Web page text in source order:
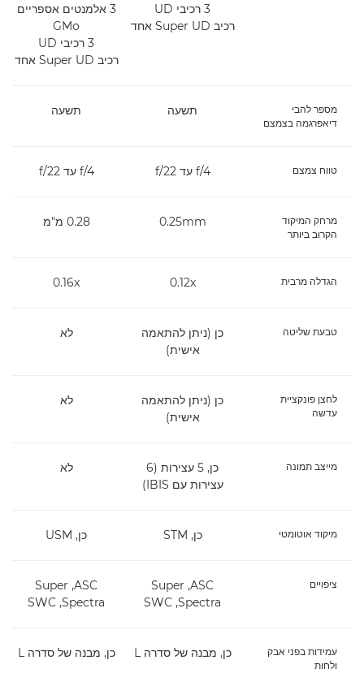
3 רכיבי UD
רכיב Super UD אחד
3 אלמנטים אספריים
GMo
3 רכיבי UD
רכיב Super UD אחד
מספר להבי
דיאפרגמה בצמצם
תשעה תשעה
טווח צמצם f/4 עד f/22 f/4 עד f/22
מרחק המיקוד
הקרוב ביותר
0.25mm 0.28 מ"מ
הגדלה מרבית 0.12x
0.16x
טבעת שליטה
כן (ניתן להתאמה
אישית)
לא
לחצן פונקציית
עדשה
כן (ניתן להתאמה
אישית)
לא
מייצב תמונה
כן, 5 עצירות (6
עצירות עם IBIS)
לא
מיקוד אוטומטי כן, STM כן, USM
ציפויים
ASC, ‏Super
Spectra, ‏SWC
ASC, ‏Super
Spectra, ‏SWC
עמידות בפני אבק
ולחות
כן, מבנה של סדרה L כן, מבנה של סדרה L